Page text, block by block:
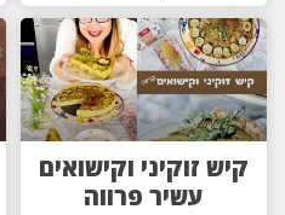
קיש זוקיני וקישואים
עשיר פרווה